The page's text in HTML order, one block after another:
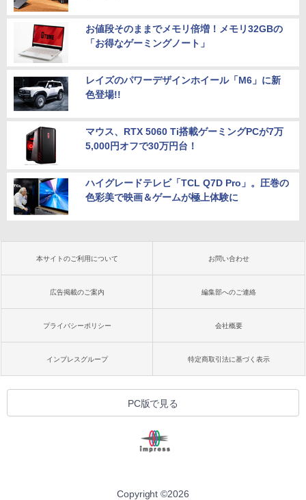
お値段そのままでメモリ倍増！メモリ32GBの
「お得なゲーミングノート」
レイズのパワーデザインホイール「M6」に新
色登場!!
マウス、RTX 5060 Ti搭載ゲーミングPCが7万
5,000円オフで30万円台！
ハイグレードテレビ「TCL Q7D Pro」。圧巻の
色彩美で映画＆ゲームが極上体験に
本サイトのご利用について お問い合わせ
広告掲載のご案内 編集部へのご連絡
プライバシーポリシー 会社概要
インプレスグループ 特定商取引法に基づく表示
PC版で見る
Copyright ©2026